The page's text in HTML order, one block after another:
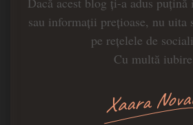
sau informații prețioase, nu uita
pe rețelele de
Cu multă
Xaara